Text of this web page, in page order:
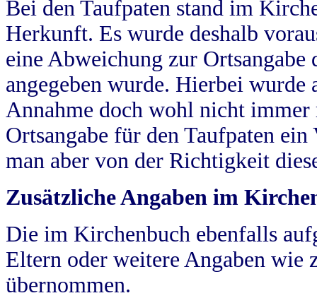
Bei den Taufpaten stand im
Herkunft. Es wurde deshalb
eine Abweichung zur
angegeben wurde. Hierbei wurde
Annahme doch wohl nicht
Ortsangabe für den Taufpaten
man aber von der Richtigkeit
Zusätzliche Angaben im
Die im Kirchenbuch ebenfalls
Eltern oder weitere Angaben wie
übernommen.